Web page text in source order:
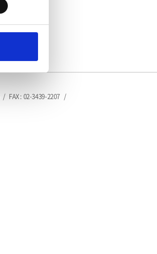
/ FAX : 02-3439-2207 /